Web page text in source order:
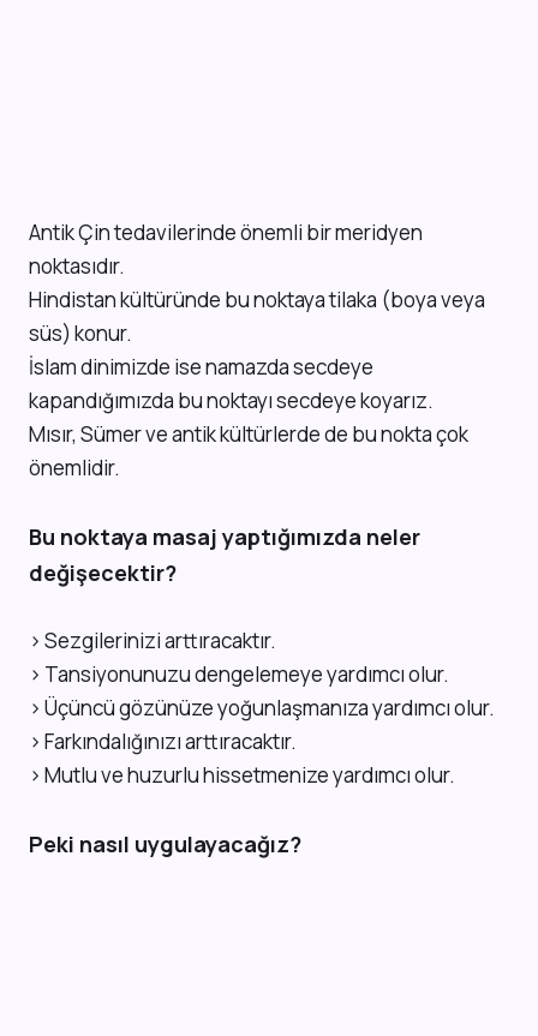
Antik Çin tedavilerinde önemli bir meridyen
noktasıdır.
Hindistan kültüründe bu noktaya tilaka (boya veya
süs) konur.
İslam dinimizde ise namazda secdeye
kapandığımızda bu noktayı secdeye koyarız.
Mısır, Sümer ve antik kültürlerde de bu nokta çok
önemlidir.
Bu noktaya masaj yaptığımızda neler
değişecektir?
> Sezgilerinizi arttıracaktır.
> Tansiyonunuzu dengelemeye yardımcı olur.
> Üçüncü gözünüze yoğunlaşmanıza yardımcı olur.
> Farkındalığınızı arttıracaktır.
> Mutlu ve huzurlu hissetmenize yardımcı olur.
Peki nasıl uygulayacağız?